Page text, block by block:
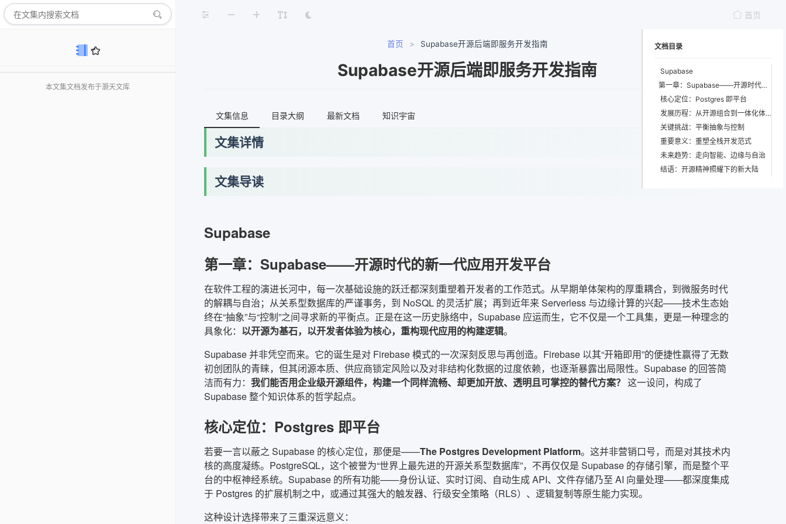
本文集文档发布于灏天文库
首页
首页 > Supabase开源后端即服务开发指南
Supabase开源后端即服务开发指南
文集信息 目录大纲 最新文档 知识宇宙
文集详情
文集导读
Supabase
第一章：Supabase——开源时代的新一代应用开发平台
在软件工程的演进长河中，每一次基础设施的跃迁都深刻重塑着开发者的工作范式。从早期单体架构的厚重耦合，到微服务时代
的解耦与自治；从关系型数据库的严谨事务，到 NoSQL 的灵活扩展；再到近年来 Serverless 与边缘计算的兴起——技术生态始
终在“抽象”与“控制”之间寻求新的平衡点。正是在这一历史脉络中，Supabase 应运而生，它不仅是一个工具集，更是一种理念的
具象化： 以开源为基石，以开发者体验为核心，重构现代应用的构建逻辑。
Supabase 并非凭空而来。它的诞生是对 Firebase 模式的一次深刻反思与再创造。Firebase 以其“开箱即用”的便捷性赢得了无数
初创团队的青睐，但其闭源本质、供应商锁定风险以及对非结构化数据的过度依赖，也逐渐暴露出局限性。Supabase 的回答简
洁而有力：我们能否用企业级开源组件，构建一个同样流畅、却更加开放、透明且可掌控的替代方案？ 这一设问，构成了
Supabase 整个知识体系的哲学起点。
核心定位：Postgres 即平台
若要一言以蔽之 Supabase 的核心定位，那便是——The Postgres Development Platform。这并非营销口号，而是对其技术内
核的高度凝练。PostgreSQL，这个被誉为“世界上最先进的开源关系型数据库”，不再仅仅是 Supabase 的存储引擎，而是整个平
台的中枢神经系统。Supabase 的所有功能——身份认证、实时订阅、自动生成 API、文件存储乃至 AI 向量处理——都深度集成
于 Postgres 的扩展机制之中，或通过其强大的触发器、行级安全策略（RLS）、逻辑复制等原生能力实现。
这种设计选择带来了三重深远意义：
文档目录
Supabase
第一章：Supabase——开源时代的新一代应用开发平台
核心定位：Postgres 即平台
发展历程：从开源组合到一体化体验
关键挑战：平衡抽象与控制
重要意义：重塑全栈开发范式
未来趋势：走向智能、边缘与自治
结语：开源精神照耀下的新大陆